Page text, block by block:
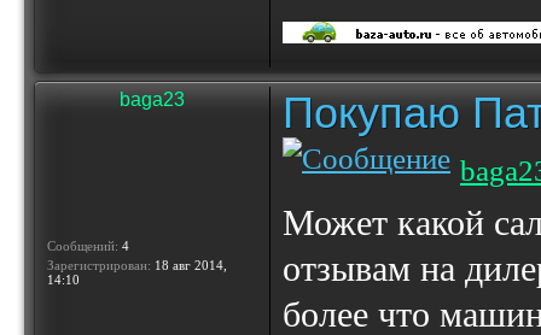
baga23
Сообщений: 4
Зарегистрирован: 18 авг 2014,
14:10
Покупаю
Может какой
отзывам на
более что